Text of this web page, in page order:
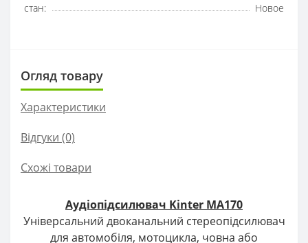
стан:
Новое
Огляд товару
Характеристики
Відгуки (0)
Схожі товари
Аудіопідсилювач Kinter MA170
Універсальний двоканальний стереопідсилювач
для автомобіля, мотоцикла, човна або